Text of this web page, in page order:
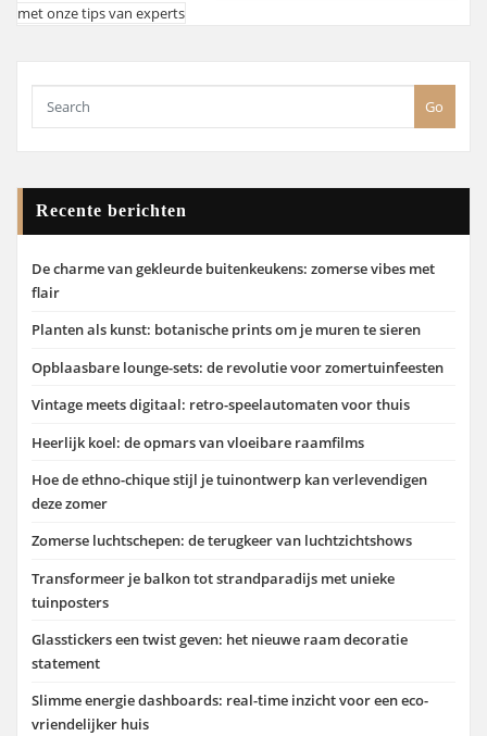
met onze tips van experts
Go
Recente berichten
De charme van gekleurde buitenkeukens: zomerse vibes met
flair
Planten als kunst: botanische prints om je muren te sieren
Opblaasbare lounge-sets: de revolutie voor zomertuinfeesten
Vintage meets digitaal: retro-speelautomaten voor thuis
Heerlijk koel: de opmars van vloeibare raamfilms
Hoe de ethno-chique stijl je tuinontwerp kan verlevendigen
deze zomer
Zomerse luchtschepen: de terugkeer van luchtzichtshows
Transformeer je balkon tot strandparadijs met unieke
tuinposters
Glasstickers een twist geven: het nieuwe raam decoratie
statement
Slimme energie dashboards: real-time inzicht voor een eco-
vriendelijker huis